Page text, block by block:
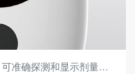
准确探测和显示剂量当